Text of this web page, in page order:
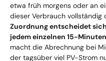
etwa früh morgens oder an
dieser Verbrauch vollständig
Zuordnung entscheidet
jedem einzelnen 15-
macht die Abrechnung bei
der tagsüber viel PV-Strom